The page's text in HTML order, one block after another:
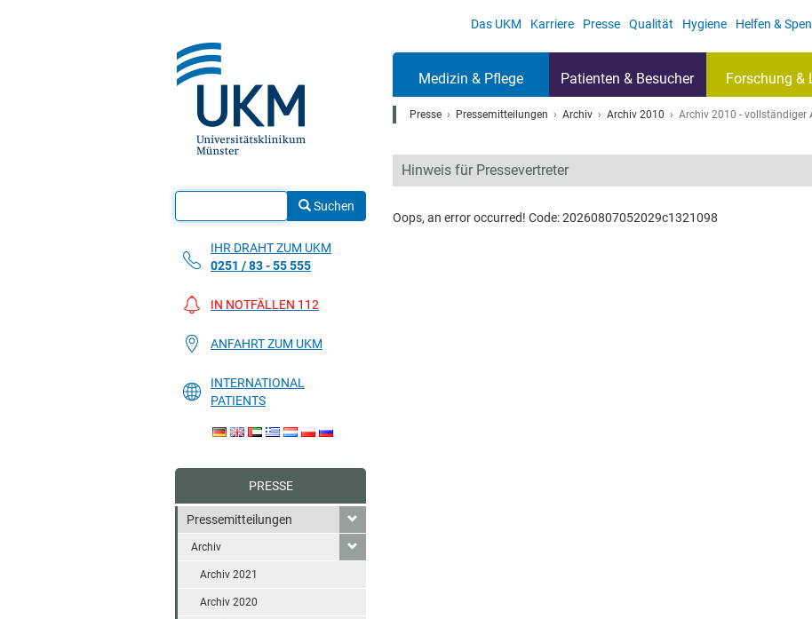
Suchen
IHR DRAHT ZUM UKM
0251 / 83 - 55 555
IN NOTFÄLLEN 112
ANFAHRT ZUM UKM
INTERNATIONAL
PATIENTS
PRESSE
Pressemitteilungen
Archiv
Archiv 2021
Archiv 2020
Das UKM Karriere Presse Qualität Hygiene Helfen &
Medizin & Pflege Patienten & Besucher Forschung &
Presse Pressemitteilungen Archiv Archiv 2010 Archiv 2010 - vollständiger
Hinweis für Pressevertreter
Oops, an error occurred! Code: 20260807052029c1321098